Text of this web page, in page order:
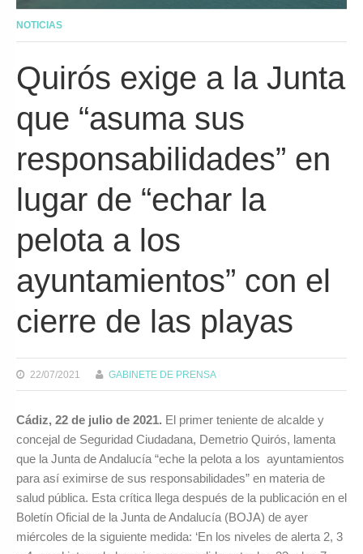
NOTICIAS
Quirós exige a la Junta
que “asuma sus
responsabilidades” en
lugar de “echar la
pelota a los
ayuntamientos” con el
cierre de las playas
22/07/2021 GABINETE DE PRENSA
Cádiz, 22 de julio de 2021. El primer teniente de alcalde y
concejal de Seguridad Ciudadana, Demetrio Quirós, lamenta
que la Junta de Andalucía “eche la pelota a los ayuntamientos
para así eximirse de sus responsabilidades” en materia de
salud pública. Esta crítica llega después de la publicación en el
Boletín Oficial de la Junta de Andalucía (BOJA) de ayer
miércoles de la siguiente medida: ‘En los niveles de alerta 2, 3